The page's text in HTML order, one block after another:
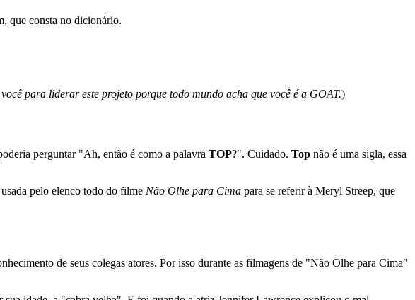
que consta no dicionário.
para liderar este projeto porque todo mundo acha que você é a GOAT.)
perguntar "Ah, então é como a palavra TOP?". Cuidado. Top não é uma sigla, essa
pelo elenco todo do filme Não Olhe para Cima para se referir à Meryl Streep, que
de seus colegas atores. Por isso durante as filmagens de "Não Olhe para Cima"